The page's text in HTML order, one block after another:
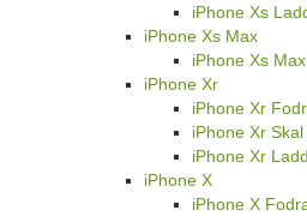
iPhone Xs
iPhone Xs Max
iPhone Xs
iPhone Xr
iPhone Xr
iPhone Xr Skal
iPhone Xr
iPhone X
iPhone X